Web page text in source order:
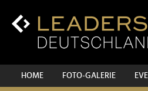
Inhalt
HOME FOTO-GALERIE